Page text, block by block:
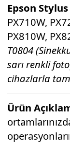
Epson
PX710W,
PX810W,
T0804
sarı renkli
cihazlarla
Ürün